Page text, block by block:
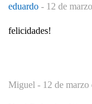
eduardo - 12 de
felicidades!
Miguel - 12 de